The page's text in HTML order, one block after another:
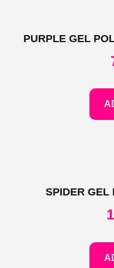
PURPLE GEL
SPIDER GEL